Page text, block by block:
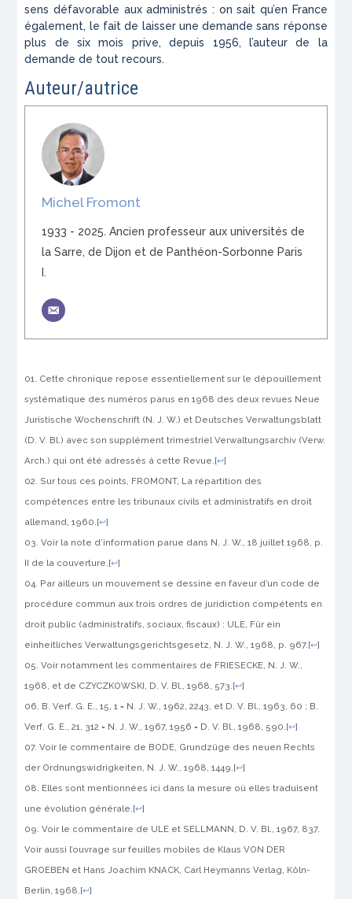
sens défavorable aux administrés : on sait qu’en France
également, le fait de laisser une demande sans réponse
plus de six mois prive, depuis 1956, l’auteur de la
demande de tout recours.
Auteur/autrice
Michel Fromont
1933 - 2025. Ancien professeur aux universités de
la Sarre, de Dijon et de Panthéon-Sorbonne Paris
I.
Cette chronique repose essentiellement sur le dépouillement
systématique des numéros parus en 1968 des deux revues Neue
Juristische Wochenschrift (N. J. W.) et Deutsches Verwaltungsblatt
(D. V. Bl.) avec son supplément trimestrielVerwaltungsarchiv (Verw.
Arch.) qui ont été adressés à cette Revue.[↩]
Sur tous ces points, FROMONT, La répartition des
compétences entre les tribunaux civils et administratifs en droit
allemand, 1960.[↩]
Voir la note d’information parue dans N. J. W., 18 juillet 1968, p.
II de la couverture.[↩]
Par ailleurs un mouvement se dessine en faveur d’un code de
procédure commun aux trois ordres de juridiction compétents en
droit public (administratifs, sociaux, fiscaux) : ULE, Für ein
einheitliches Verwaltungsgerichtsgesetz, N. J. W., 1968, p. 967.[↩]
Voir notamment les commentaires de FRIESECKE, N. J. W.,
1968, et de CZYCZKOWSKI, D. V. Bl., 1968, 573.[↩]
B. Verf. G. E., 15, 1 = N. J. W., 1962, 2243, et D. V. Bl., 1963, 60 ; B.
Verf. G. E., 21, 312 = N. J. W., 1967, 1956 = D. V. Bl., 1968, 590.[↩]
Voir le commentaire de BODE, Grundzüge des neuen Rechts
der Ordnungswidrigkeiten, N. J. W., 1968, 1449.[↩]
Elles sont mentionnées ici dans la mesure où elles traduisent
une évolution générale.[↩]
Voir le commentaire de ULE et SELLMANN, D. V. Bl., 1967, 837.
Voir aussi l’ouvrage sur feuilles mobiles de Klaus VON DER
GROEBEN et Hans Joachim KNACK, Carl Heymanns Verlag, Köln-
Berlin, 1968.[↩]